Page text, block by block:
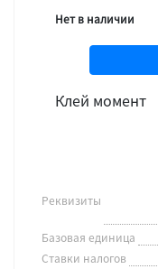
Нет в наличии
Клей момент
Реквизиты
Базовая единица
Ставки налогов